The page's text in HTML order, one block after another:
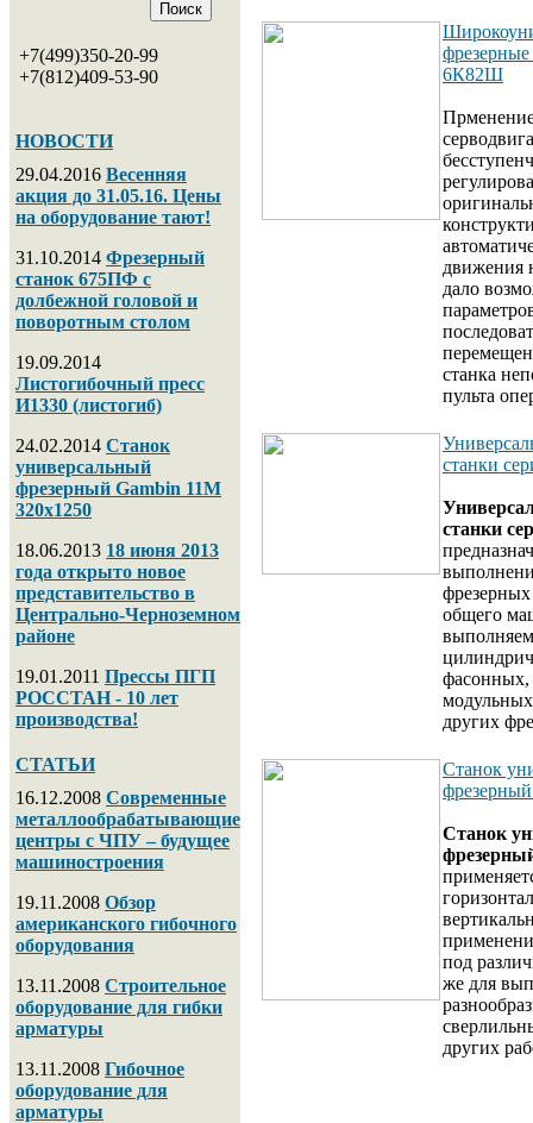
+7(499)350-20-99
+7(812)409-53-90
НОВОСТИ
29.04.2016 Весенняя
акция до 31.05.16. Цены
на оборудование тают!
31.10.2014 Фрезерный
станок 675ПФ с
долбежной головой и
поворотным столом
19.09.2014
Листогибочный пресс
И1330 (листогиб)
24.02.2014 Станок
универсальный
фрезерный Gambin 11M
320х1250
18.06.2013 18 июня 2013
года открыто новое
представительство в
Центрально-Черноземном
районе
19.01.2011 Прессы ПГП
РОССТАН - 10 лет
производства!
СТАТЬИ
16.12.2008 Современные
металлообрабатывающие
центры с ЧПУ – будущее
машиностроения
19.11.2008 Обзор
американского гибочного
оборудования
13.11.2008 Строительное
оборудование для гибки
арматуры
13.11.2008 Гибочное
оборудование для
арматуры
6К82Ш
движения
дало
станка
пульта
станки
станки
общего
фасонных,
других
Станок
Станок
под
же для
других